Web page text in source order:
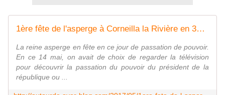
1ère fête de l'asperge à Corneilla la Rivière en 30 photos - Autour de
La reine asperge en fête en ce jour de passation de pouvoir.
En ce 14 mai, on avait de choix de regarder la télévision
pour découvrir la passation du pouvoir du président de la
république ou ...